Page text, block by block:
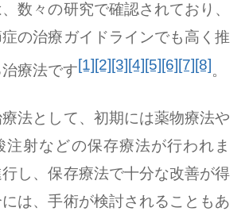
数々の研究で確認されており、
の治療ガイドラインでも高く推
療法です[1] [2] [3] [4] [5] [6] [7] [8]。
法として、初期には薬物療法や
注射などの保存療法が行われま
し、保存療法で十分な改善が得
は、手術が検討されることもあ